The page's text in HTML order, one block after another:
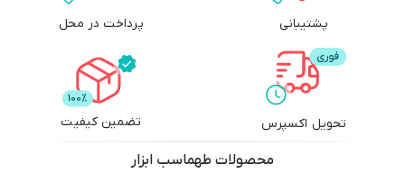
پشتیبانی پرداخت در محل
تحویل اکسپرس تضمین کیفیت
محصولات طهماسب ابزار